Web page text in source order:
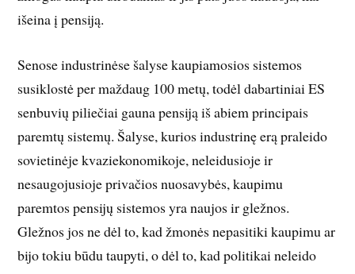
išeina į pensiją.
Senose industrinėse šalyse kaupiamosios sistemos
susiklostė per maždaug 100 metų, todėl dabartiniai ES
senbuvių piliečiai gauna pensiją iš abiem principais
paremtų sistemų. Šalyse, kurios industrinę erą praleido
sovietinėje kvaziekonomikoje, neleidusioje ir
nesaugojusioje privačios nuosavybės, kaupimu
paremtos pensijų sistemos yra naujos ir gležnos.
Gležnos jos ne dėl to, kad žmonės nepasitiki kaupimu ar
bijo tokiu būdu taupyti, o dėl to, kad politikai neleido